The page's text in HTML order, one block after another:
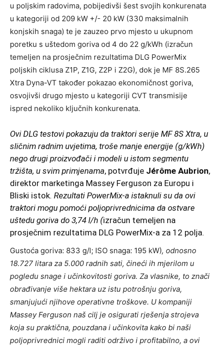
u poljskim radovima, pobijedivši šest svojih konkurenata
u kategoriji od 209 kW +/- 20 kW (330 maksimalnih
konjskih snaga) te je zauzeo prvo mjesto u ukupnom
poretku s uštedom goriva od 4 do 22 g/kWh (izračun
temeljen na prosječnim rezultatima DLG PowerMix
poljskih ciklusa Z1P, Z1G, Z2P i Z2G), dok je MF 8S.265
Xtra Dyna-VT također pokazao ekonomičnost goriva,
osvojivši drugo mjesto u kategoriji CVT transmisije
ispred nekoliko ključnih konkurenata.
Ovi DLG testovi pokazuju da traktori serije MF 8S Xtra, u
sličnim radnim uvjetima, troše manje energije (g/kWh)
nego drugi proizvođači i modeli u istom segmentu
tržišta, u svim primjenama, potvrđuje Jérôme Aubrion,
direktor marketinga Massey Ferguson za Europu i
Bliski istok. Rezultati PowerMix-a istaknuli su da ovi
traktori mogu pomoći poljoprivrednicima da ostvare
uštedu goriva do 3,74 l/h (izračun temeljen na
prosječnim rezultatima DLG PowerMix-a za 12 polja.
Gustoća goriva: 833 g/l; ISO snaga: 195 kW), odnosno
18.727 litara za 5.000 radnih sati, čineći ih mjerilom u
pogledu snage i učinkovitosti goriva. Za vlasnike, to znači
obrađivanje više hektara uz istu potrošnju goriva,
smanjujući njihove operativne troškove. U kompaniji
Massey Ferguson naš cilj je osigurati rješenja strojeva
koja su praktična, pouzdana i učinkovita kako bi naši
poljoprivrednici mogli raditi održivo i profitabilno, a ovi